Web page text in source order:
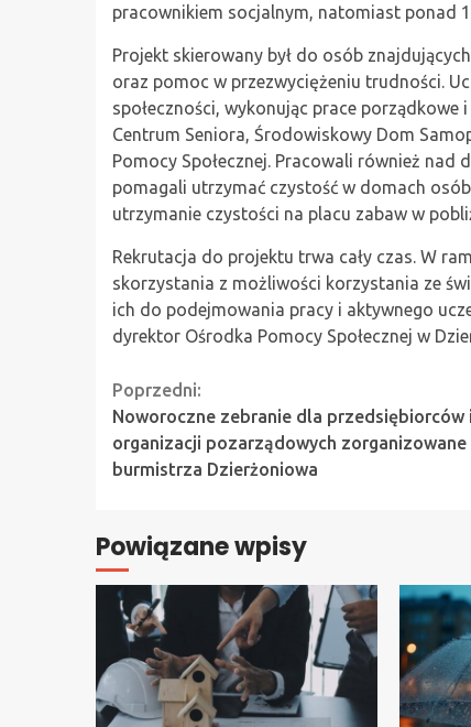
pracownikiem socjalnym, natomiast ponad
Projekt skierowany był do osób
oraz pomoc w przezwyciężeniu trudności.
społeczności, wykonując prace
Centrum Seniora, Środowiskowy Dom
Pomocy Społecznej. Pracowali również
pomagali utrzymać czystość w domach
utrzymanie czystości na placu zabaw w
Rekrutacja do projektu trwa cały czas. W
skorzystania z możliwości korzystania ze
ich do podejmowania pracy i aktywnego
dyrektor Ośrodka Pomocy Społecznej w
Continue
Reading
Poprzedni:
Noworoczne zebranie dla przedsiębiorców i
organizacji pozarządowych zorganizowane
burmistrza Dzierżoniowa
Powiązane wpisy